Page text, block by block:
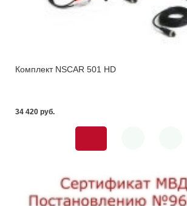
Комплект NSCAR 501 HD
34 420 pуб.